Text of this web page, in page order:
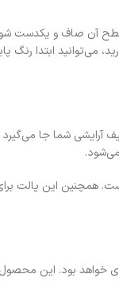
مرطوب‌کننده آماده کنید
می‌توانید ابتدا رنگ
در کیف آرایشی شما
همچنین این پالت
شیک و کیفیتی مثال‌زدنی هستید، پالت رژ لب جامد